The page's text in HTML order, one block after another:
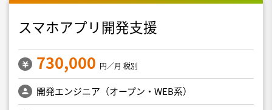
スマホアプリ開発支援
730,000 円／月 税別
開発エンジニア（オープン・WEB系）